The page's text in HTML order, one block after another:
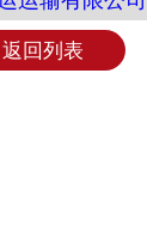
返回列表